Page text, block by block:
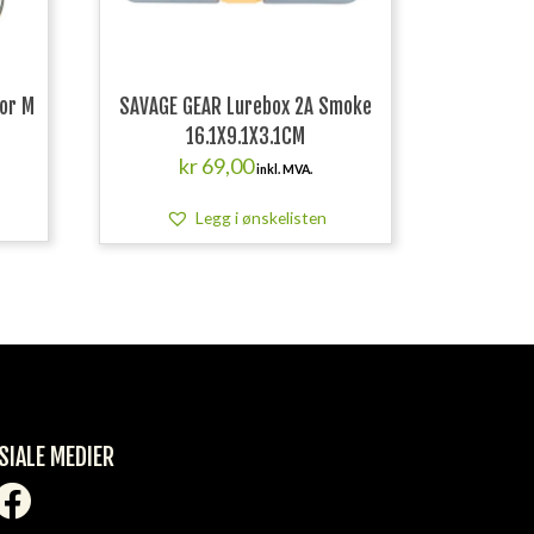
M
SAVAGE GEAR Lurebox 2A Smoke
16.1X9.1X3.1CM
kr69,00inkl. MVA.
Legg i ønskelisten
MEDIER